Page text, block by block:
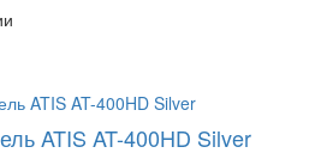
ATIS AT-400HD Silver